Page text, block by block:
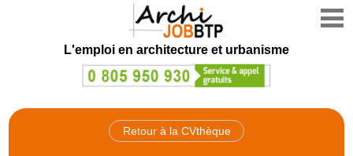
L'emploi en architecture et urbanisme
Retour à la CVthèque